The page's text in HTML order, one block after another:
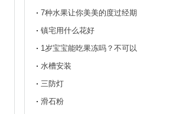
7种水果让你美美的度过经期
镇宅用什么花好
1岁宝宝能吃果冻吗？不可以
水槽安装
三防灯
滑石粉